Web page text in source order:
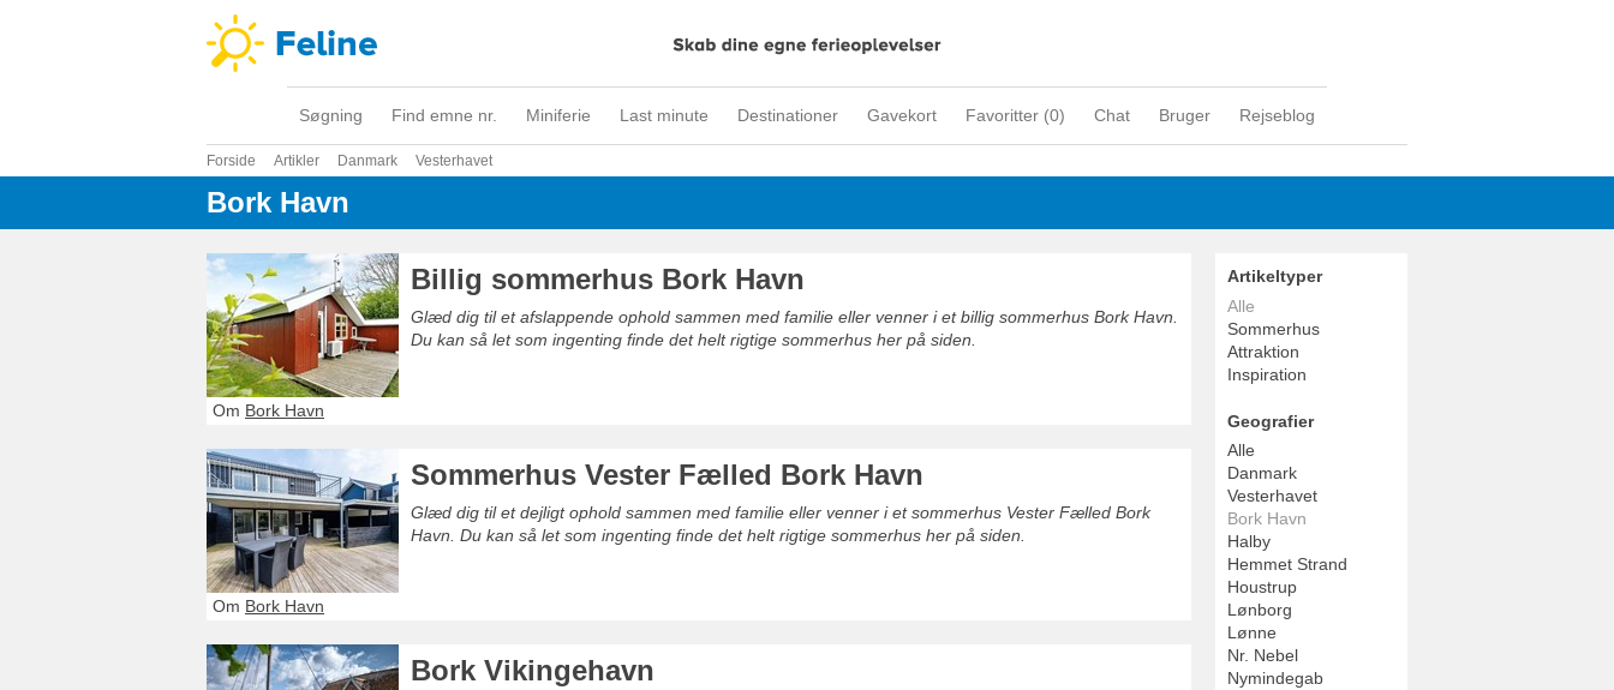
Søgning Find emne nr. Miniferie Last minute Destinationer Gavekort Favoritter (0) Chat Bruger Rejseblog
Forside Artikler Danmark Vesterhavet
Bork Havn
Billig sommerhus Bork Havn
Glæd dig til et afslappende ophold sammen med familie eller venner i et billig sommerhus Bork Havn.
Du kan så let som ingenting finde det helt rigtige sommerhus her på siden.
Om Bork Havn
Sommerhus Vester Fælled Bork Havn
Glæd dig til et dejligt ophold sammen med familie eller venner i et sommerhus Vester Fælled Bork
Havn. Du kan så let som ingenting finde det helt rigtige sommerhus her på siden.
Om Bork Havn
Bork Vikingehavn
Artikeltyper
Alle
Sommerhus
Attraktion
Inspiration
Geografier
Alle
Danmark
Vesterhavet
Bork Havn
Halby
Hemmet Strand
Houstrup
Lønborg
Lønne
Nr. Nebel
Nymindegab